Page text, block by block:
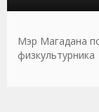
Мэр Магадана
физкультурника